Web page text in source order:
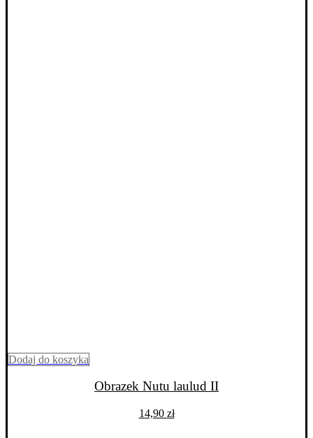
Dodaj do koszyka
Obrazek Nutu laulud II
14,90 zł